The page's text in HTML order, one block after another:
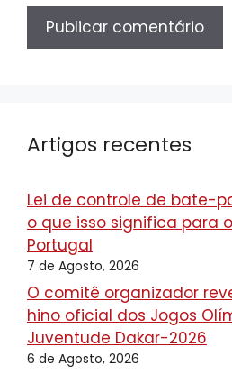
Artigos recentes
Lei de controle de bate-
o que isso significa para
Portugal
7 de Agosto, 2026
O comitê organizador
hino oficial dos Jogos
Juventude Dakar-2026
6 de Agosto, 2026